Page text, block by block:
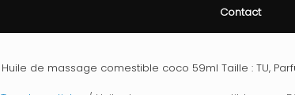
Contact
Huile de massage comestible coco 59ml Taille : TU,